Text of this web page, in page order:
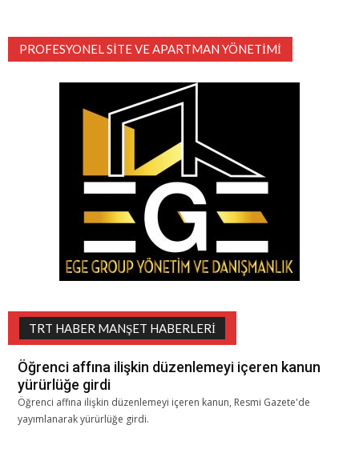
PROFESYONEL SITE VE APARTMAN YÖNETIMI
TRT HABER MANŞET HABERLERI
Öğrenci affına ilişkin düzenlemeyi içeren kanun
yürürlüğe girdi
Öğrenci affına ilişkin düzenlemeyi içeren kanun, Resmi Gazete'de
yayımlanarak yürürlüğe girdi.